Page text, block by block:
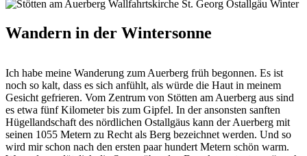
Wandern in der Wintersonne
Ich habe meine Wanderung zum Auerberg früh begonnen. Es ist
noch so kalt, dass es sich anfühlt, als würde die Haut in meinem
Gesicht gefrieren. Vom Zentrum von Stötten am Auerberg aus sind
es etwa fünf Kilometer bis zum Gipfel. In der ansonsten sanften
Hügellandschaft des nördlichen Ostallgäus kann der Auerberg mit
seinen 1055 Metern zu Recht als Berg bezeichnet werden. Und so
wird mir schon nach den ersten paar hundert Metern schön warm.